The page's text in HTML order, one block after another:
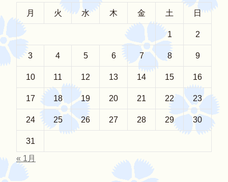
月 火 水 木 金 土 日
1 2
3 4 5 6 7 8 9
10 11 12 13 14 15 16
17 18 19 20 21 22 23
24 25 26 27 28 29 30
31
« 1月